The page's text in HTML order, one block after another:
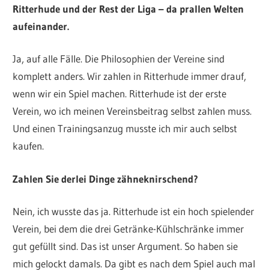
Ritterhude und der Rest der Liga – da prallen Welten
aufeinander.
Ja, auf alle Fälle. Die Philosophien der Vereine sind
komplett anders. Wir zahlen in Ritterhude immer drauf,
wenn wir ein Spiel machen. Ritterhude ist der erste
Verein, wo ich meinen Vereinsbeitrag selbst zahlen muss.
Und einen Trainingsanzug musste ich mir auch selbst
kaufen.
Zahlen Sie derlei Dinge zähneknirschend?
Nein, ich wusste das ja. Ritterhude ist ein hoch spielender
Verein, bei dem die drei Getränke-Kühlschränke immer
gut gefüllt sind. Das ist unser Argument. So haben sie
mich gelockt damals. Da gibt es nach dem Spiel auch mal